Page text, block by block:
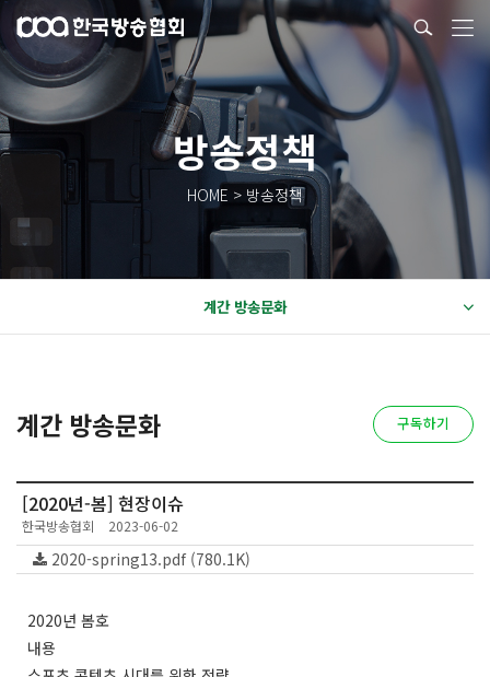
방송정책
HOME > 방송정책
계간 방송문화
계간 방송문화 구독하기
[2020년-봄] 현장이슈
한국방송협회 2023-06-02
2020-spring13.pdf (780.1K)
2020년 봄호
내용